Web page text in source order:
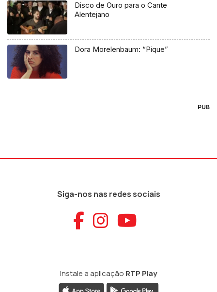
Disco de Ouro para o Cante
Alentejano
Dora Morelenbaum: “Pique”
PUB
Siga-nos nas redes sociais
Aceder ao
Aceder ao
Aceder
Instale a aplicação RTP Play